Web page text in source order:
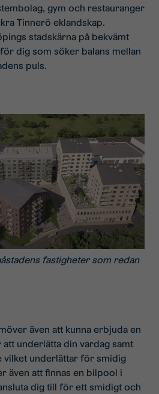
gym och restauranger
Tinnerö eklandskap.
stadskärna på bekvämt
dig som söker balans mellan
puls.
fastigheter som redan
även att kunna erbjuda en
underlätta din vardag samt
vilket underlättar för smidig
även att finnas en bilpool i
dig till för ett smidigt och